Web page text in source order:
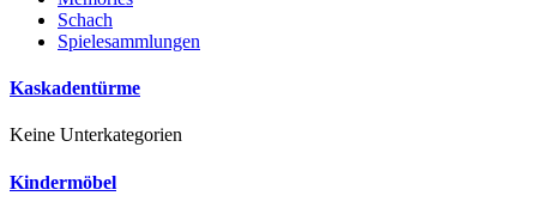
Schach
Spielesammlungen
Kaskadentürme
Keine Unterkategorien
Kindermöbel